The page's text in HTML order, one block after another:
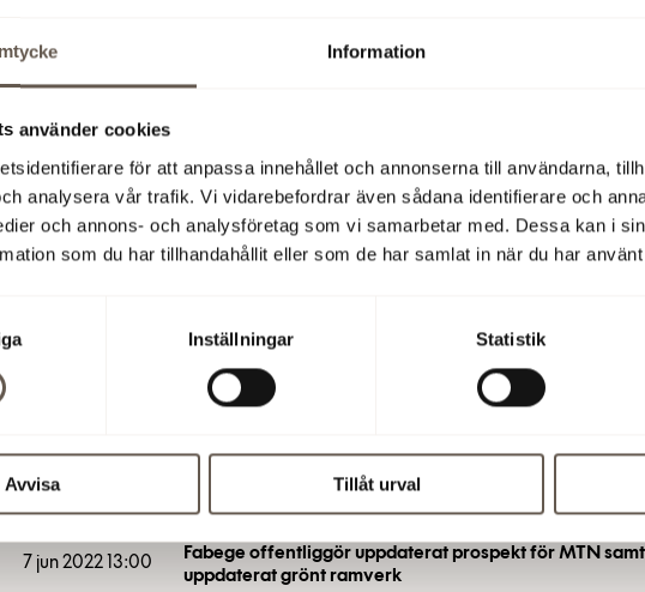
Information
använder cookies
för att anpassa innehållet och annonserna till användarna,
analysera vår trafik. Vi vidarebefordrar även sådana identifierare och
och annons- och analysföretag som vi samarbetar med. Dessa kan i
som du har tillhandahållit eller som de har samlat in när du har
Inställningar Statistik
Avvisa Tillåt urval
Andra kvartalet uppvisade bra aktivitet på
positiv nettouthyrning och värdeökningar i
27 jun 2022 11:00
Inbjudan till webbsändning och telefonkonferens den 8
delårsrapport jan-jun 2022 presenteras
Fredagen den 8 juli 2022 klockan 07:30 (CET)
vid en webbsändning och telefonkonferens klockan
samma dag.
Niclas Sylvén ny finanschef på Fabege
Niclas Sylvén har anställts som finanschef på Fabege.
på Humlegården.
Visa bilder Ladda ner (PDF)
7 jun 2022 13:00
Fabege offentliggör uppdaterat prospekt för MTN
uppdaterat grönt ramverk